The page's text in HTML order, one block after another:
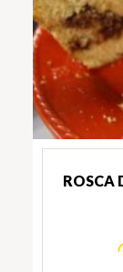
ROSCA